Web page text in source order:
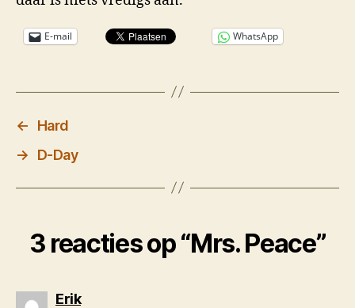
E-mail WhatsApp
←
Hard
→
D-Day
3 reacties op “Mrs. Peace”
Erikzegt: